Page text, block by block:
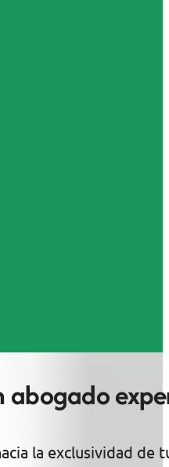
abogado
la exclusividad de